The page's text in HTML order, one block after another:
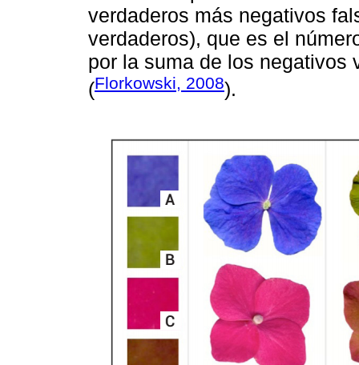
verdaderos más negativos
verdaderos), que es el
por la suma de los negativos
(Florkowski, 2008).